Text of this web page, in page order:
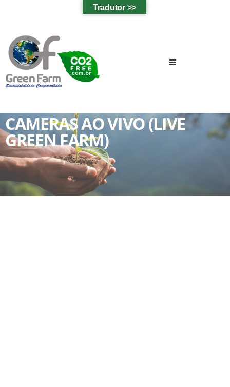
CAMERAS AO VIVO (LIVE
GREEN FARM)
Tradutor >>